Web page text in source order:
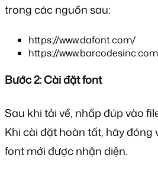
trong các nguồn sau:
https://www.dafont.com/
https://
Bước 2: Cài đặt font
Sau khi tải về, nhấp đúp vào
Khi cài đặt hoàn tất, hãy đóng
font mới được nhận diện.